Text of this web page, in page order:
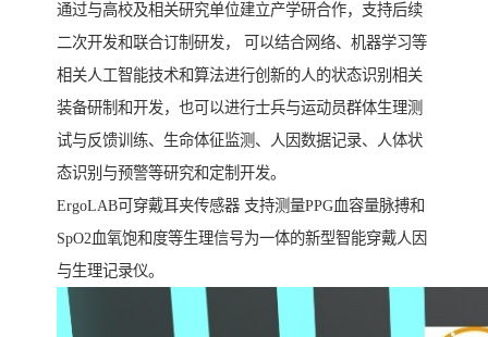
通过与高校及相关研究单位建立产学研合作，支持后续
二次开发和联合订制研发， 可以结合网络、机器学习等
相关人工智能技术和算法进行创新的人的状态识别相关
装备研制和开发，也可以进行士兵与运动员群体生理测
试与反馈训练、生命体征监测、人因数据记录、人体状
态识别与预警等研究和定制开发。
ErgoLAB可穿戴耳夹传感器 支持测量PPG血容量脉搏和
SpO2血氧饱和度等生理信号为一体的新型智能穿戴人因
与生理记录仪。